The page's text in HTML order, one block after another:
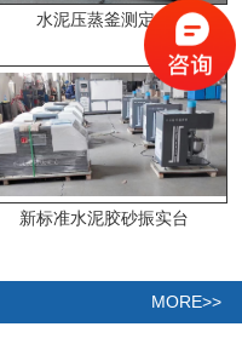
水泥压蒸釜测定仪
新标准水泥胶砂振实台
MORE>>